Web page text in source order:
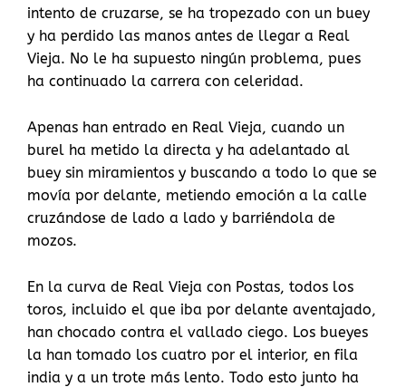
intento de cruzarse, se ha tropezado con un buey
y ha perdido las manos antes de llegar a Real
Vieja. No le ha supuesto ningún problema, pues
ha continuado la carrera con celeridad.
Apenas han entrado en Real Vieja, cuando un
burel ha metido la directa y ha adelantado al
buey sin miramientos y buscando a todo lo que se
movía por delante, metiendo emoción a la calle
cruzándose de lado a lado y barriéndola de
mozos.
En la curva de Real Vieja con Postas, todos los
toros, incluido el que iba por delante aventajado,
han chocado contra el vallado ciego. Los bueyes
la han tomado los cuatro por el interior, en fila
india y a un trote más lento. Todo esto junto ha